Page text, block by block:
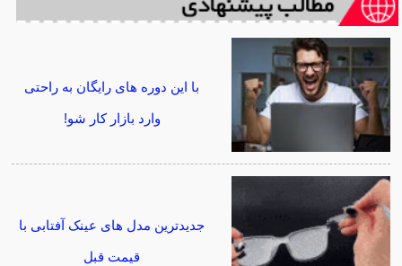
با این دوره های رایگان به راحتی
وارد بازار کار شو!
جدیدترین مدل های عینک آفتابی با
قیمت قبل